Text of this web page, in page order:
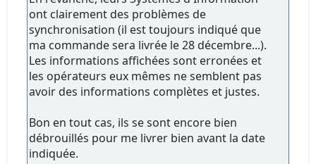
ont clairement des problèmes de
synchronisation (il est toujours indiqué que
ma commande sera livrée le 28 décembre...).
Les informations affichées sont erronées et
les opérateurs eux mêmes ne semblent pas
avoir des informations complètes et justes.
Bon en tout cas, ils se sont encore bien
débrouillés pour me livrer bien avant la date
indiquée.